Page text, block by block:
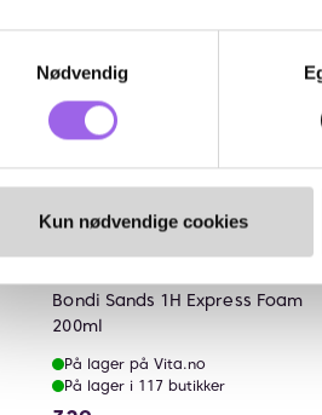
Nødvendig
Kun nødvendige cookies
Bondi Sands 1H Express Foam
200ml
På lager på Vita.no
På lager i 117 butikker